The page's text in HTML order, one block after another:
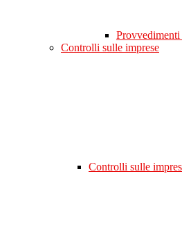
Controlli sulle imprese
Controlli sulle